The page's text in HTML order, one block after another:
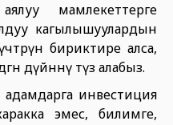
мамлекеттерге
кагылышуулардын
бириктире алса,
дүйнөнү түзө алабыз.
инвестиция
эмес, билимге,